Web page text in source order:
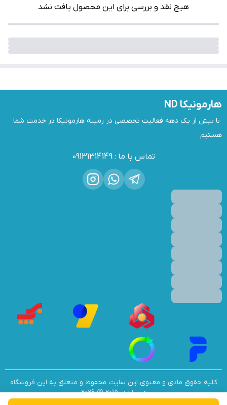
هیچ نقد و بررسی برای این محصول یافت نشد
هارمونیکا ND
هستیم
تماس با ما :
کلیه حقوق مادی و معنوی این سایت محفوظ و متعلق به این فروشگاه
می باشد. 2015 @ 2026